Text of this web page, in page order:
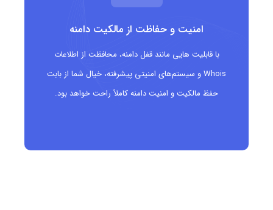
امنیت و حفاظت از مالکیت دامنه
با قابلیت هایی مانند قفل دامنه، محافظت از اطلاعات
Whois و سیستم‌های امنیتی پیشرفته، خیال شما از بابت
حفظ مالکیت و امنیت دامنه کاملاً راحت خواهد بود.